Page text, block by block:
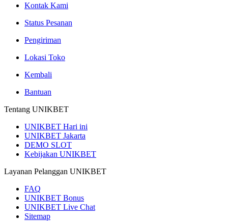
Kontak Kami
Status Pesanan
Pengiriman
Lokasi Toko
Kembali
Bantuan
Tentang UNIKBET
UNIKBET Hari ini
UNIKBET Jakarta
DEMO SLOT
Kebijakan UNIKBET
Layanan Pelanggan UNIKBET
FAQ
UNIKBET Bonus
UNIKBET Live Chat
Sitemap